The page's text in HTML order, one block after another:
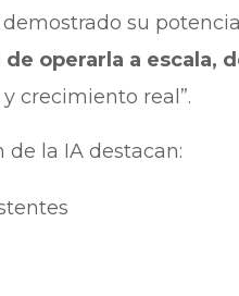
su
operarla a escala,
crecimiento real”.
la IA destacan: